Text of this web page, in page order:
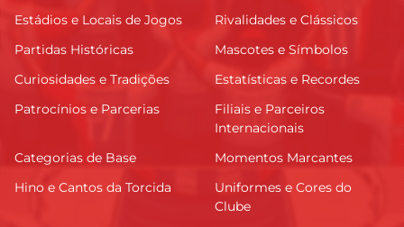
Estádios e Locais de Jogos
Rivalidades e Clássicos
Partidas Históricas
Mascotes e Símbolos
Curiosidades e Tradições
Estatísticas e Recordes
Patrocínios e Parcerias
Filiais e Parceiros
Internacionais
Categorias de Base
Momentos Marcantes
Hino e Cantos da Torcida
Uniformes e Cores do
Clube